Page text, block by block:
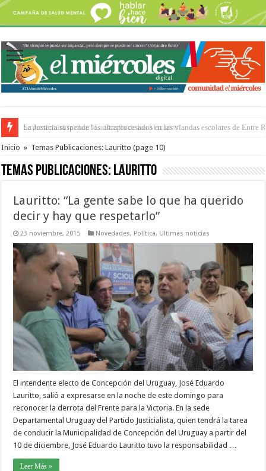
Se presentará la obra “La Runfla de los Macanos”
Inicio » Temas Publicaciones: Lauritto (page 10)
Temas Publicaciones: Lauritto
Lauritto: “La gente sabe lo que ha querido
decir y hay que respetarlo”
23 noviembre, 2015 Novedades, Política, Ultimas noticias
El intendente electo de Concepción del Uruguay, José Eduardo
Lauritto, salió a expresarse en la noche de este domingo para
reconocer la derrota del Frente para la Victoria. En la sede
Departamental Uruguay del Partido Justicialista, quien tendrá la tarea
de conducir la Municipalidad de Concepción del Uruguay a partir del
10 de diciembre, José Eduardo Lauritto tuvo la responsabilidad …
Leer Más »